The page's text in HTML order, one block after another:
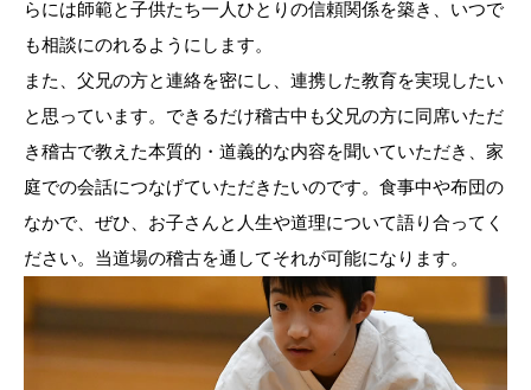
らには師範と子供たち一人ひとりの信頼関係を築き、いつで
も相談にのれるようにします。
また、父兄の方と連絡を密にし、連携した教育を実現したい
と思っています。できるだけ稽古中も父兄の方に同席いただ
き稽古で教えた本質的・道義的な内容を聞いていただき、家
庭での会話につなげていただきたいのです。食事中や布団の
なかで、ぜひ、お子さんと人生や道理について語り合ってく
ださい。当道場の稽古を通してそれが可能になります。